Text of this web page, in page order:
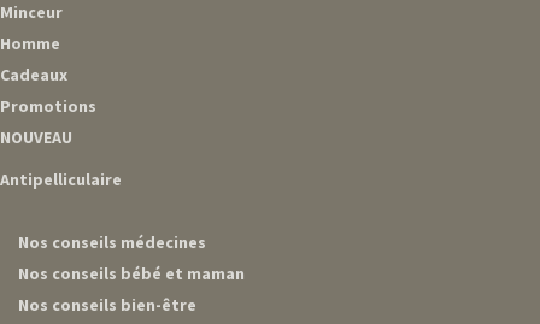
Minceur
Homme
Cadeaux
Promotions
NOUVEAU
Antipelliculaire
Nos conseils médecines
Nos conseils bébé et maman
Nos conseils bien-être